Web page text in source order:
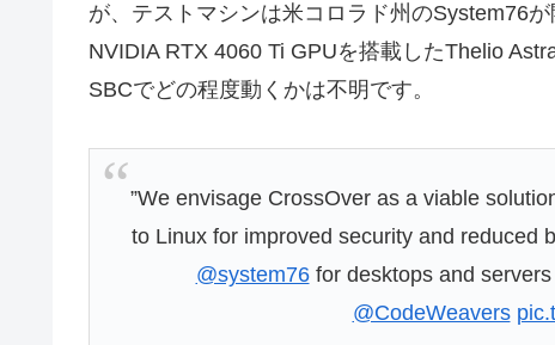
が、テストマシンは米コロラド州のSystem76
NVIDIA RTX 4060 Ti GPUを搭載したThelio
SBCでどの程度動くかは不明です。
”We envisage CrossOver as a viable
to Linux for improved security and reduced
@system76for desktops and
@CodeWeavers